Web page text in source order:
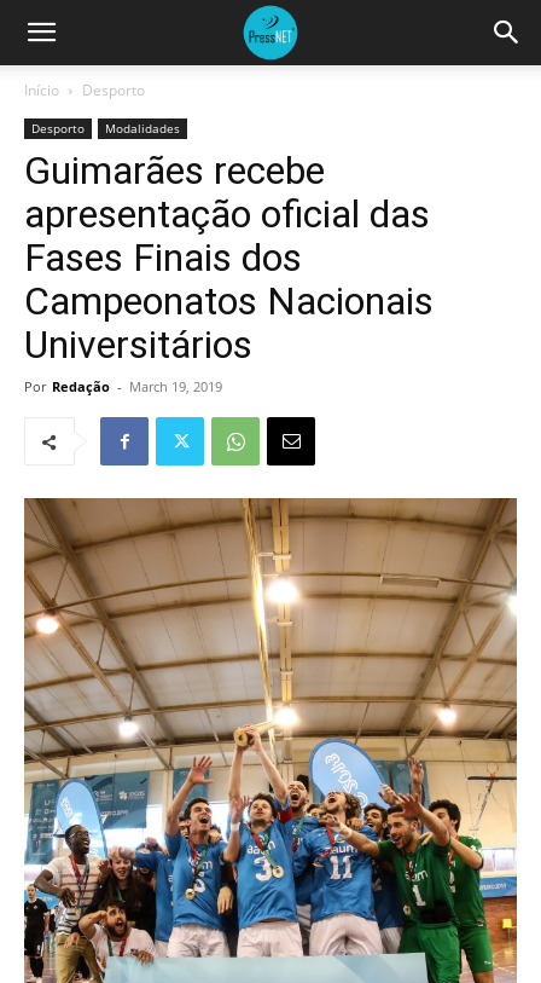
Início Desporto
Desporto Modalidades
Guimarães recebe
apresentação oficial das
Fases Finais dos
Campeonatos Nacionais
Universitários
Por Redação - March 19, 2019